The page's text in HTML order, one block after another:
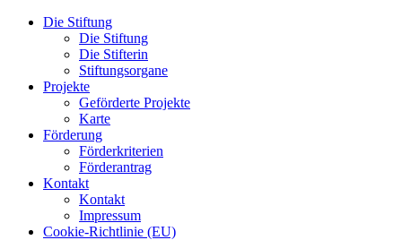
Die Stiftung
Die Stiftung
Die Stifterin
Stiftungsorgane
Projekte
Geförderte Projekte
Karte
Förderung
Förderkriterien
Förderantrag
Kontakt
Kontakt
Impressum
Cookie-Richtlinie (EU)